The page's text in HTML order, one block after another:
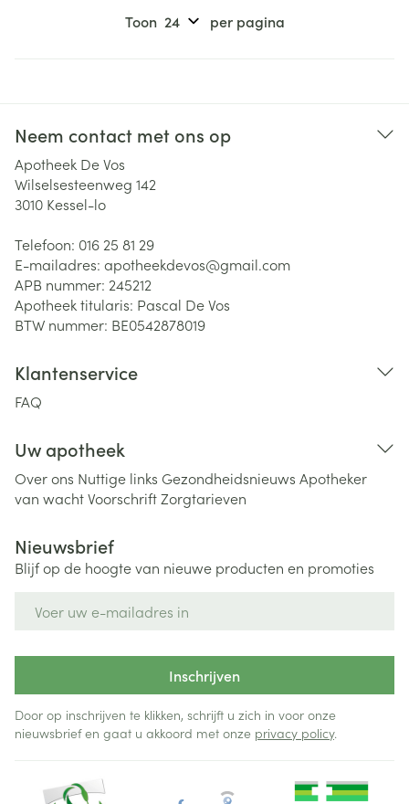
Toon per pagina
Neem contact met ons op
Apotheek De Vos
Wilselsesteenweg 142
3010 Kessel-lo
Telefoon: 016 25 81 29
E-mailadres: apotheekdevos@gmail.com
APB nummer: 245212
Apotheek titularis: Pascal De Vos
BTW nummer: BE0542878019
Klantenservice
FAQ
Uw apotheek
Over ons Nuttige links Gezondheidsnieuws Apotheker
van wachtVoorschriftZorgtarieven
Nieuwsbrief
Blijf op de hoogte van nieuwe producten en promoties
Inschrijven
Door op inschrijven te klikken, schrijft u zich in voor onze
nieuwsbrief en gaat u akkoord met onze privacy policy.